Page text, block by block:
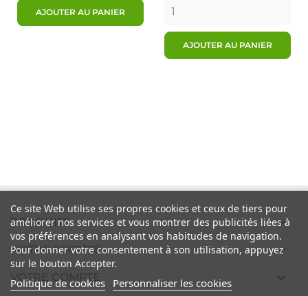
AJOUTER AU PANIER
AJOUTER AU PANIER
PRODUITS 
NOTRE SOCIÉTÉ 
VOTRE COMPTE
Ce site Web utilise ses propres cookies et ceux de tiers pour
améliorer nos services et vous montrer des publicités liées à
vos préférences en analysant vos habitudes de navigation.
Pour donner votre consentement à son utilisation, appuyez
sur le bouton Accepter.
Politique de cookies Personnaliser les cookies